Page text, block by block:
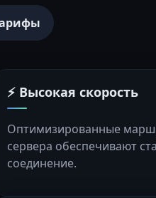
⚡ Высокая скорость
Оптимизированные
сервера обеспечивают
соединение.